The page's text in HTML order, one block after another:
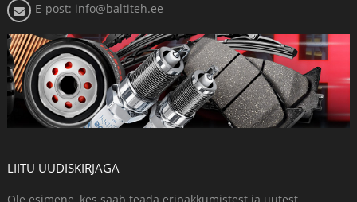
E-post: info@baltiteh.ee
LIITU UUDISKIRJAGA